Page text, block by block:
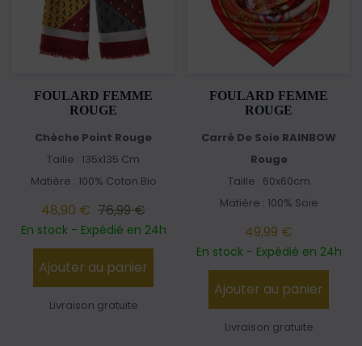
FOULARD FEMME
ROUGE
Chèche Point Rouge
Taille : 135x135 Cm
Matière : 100% Coton Bio
48,90 € 76,99 €
En stock - Expédié en 24h
Ajouter au panier
Livraison gratuite
FOULARD FEMME
ROUGE
Carré De Soie RAINBOW
Rouge
Taille : 60x60cm
Matière : 100% Soie
49,99 €
En stock - Expédié en 24h
Ajouter au panier
Livraison gratuite